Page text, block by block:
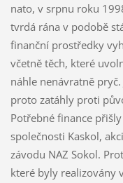
nato, v srpnu roku
tvrdá rána v podobě
finanční prostředky
včetně těch, které
náhle nenávratně
proto zatáhly proti
Potřebné finance
společnosti Kaskol,
závodu NAZ Sokol.
které byly realizovány